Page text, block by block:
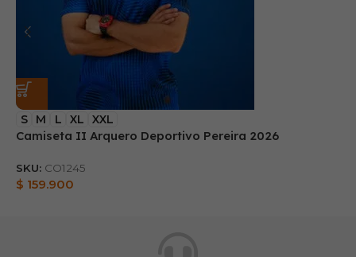
S M L XL XXL
Camiseta II Arquero Deportivo Pereira 2026
SKU: CO1245
$ 159.900